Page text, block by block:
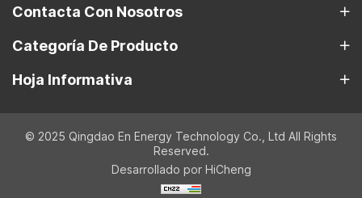
Contacta Con Nosotros
Categoría De Producto
Hoja Informativa
© 2025 Qingdao En Energy Technology Co., Ltd All Rights
Reserved.
Desarrollado por HiCheng